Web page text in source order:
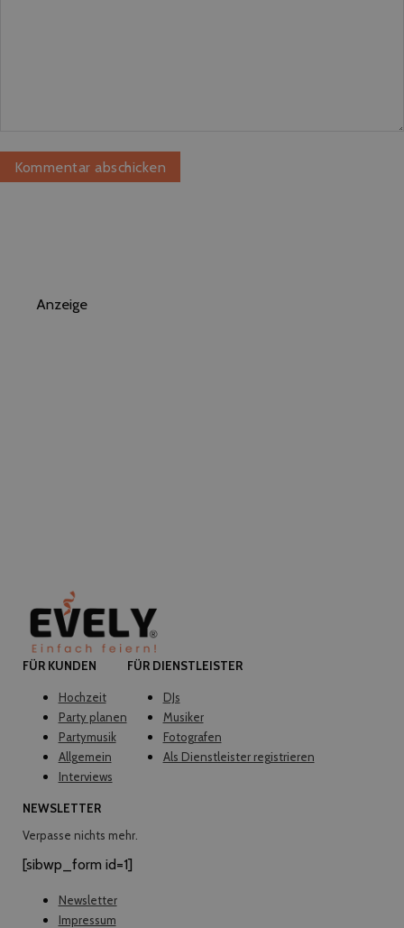
Anzeige
FÜR KUNDEN
Hochzeit
Party planen
Partymusik
Allgemein
Interviews
FÜR DIENSTLEISTER
DJs
Musiker
Fotografen
Als Dienstleister registrieren
NEWSLETTER
Verpasse nichts mehr.
[sibwp_form id=1]
Newsletter
Impressum